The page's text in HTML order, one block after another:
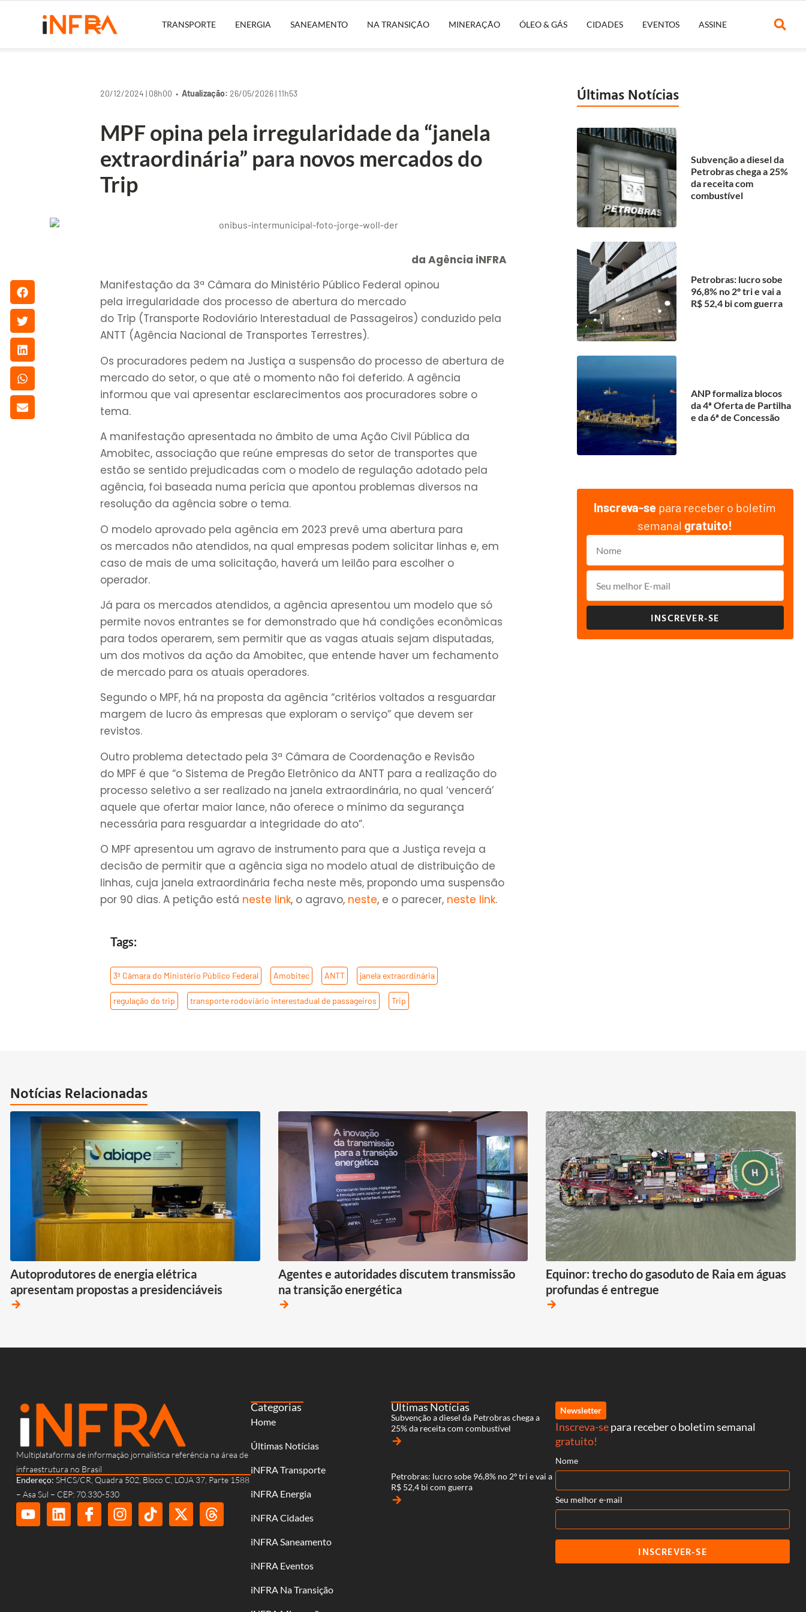
TRANSPORTE ENERGIA SANEAMENTO NA TRANSIÇÃO MINERAÇÃO ÓLEO & GÁS CIDADES EVENTOS ASSINE
20/12/2024 | 08h00 •Atualização: 26/05/2026 | 11h53
MPF opina pela irregularidade da “janela
extraordinária” para novos mercados do
Trip
da Agência iNFRA
Manifestação da 3ª Câmara do Ministério Público Federal opinou
pela irregularidade dos processo de abertura do mercado
do Trip (Transporte Rodoviário Interestadual de Passageiros) conduzido pela
ANTT (Agência Nacional de Transportes Terrestres).
Os procuradores pedem na Justiça a suspensão do processo de abertura de
mercado do setor, o que até o momento não foi deferido. A agência
informou que vai apresentar esclarecimentos aos procuradores sobre o
tema.
A manifestação apresentada no âmbito de uma Ação Civil Pública da
Amobitec, associação que reúne empresas do setor de transportes que
estão se sentido prejudicadas com o modelo de regulação adotado pela
agência, foi baseada numa perícia que apontou problemas diversos na
resolução da agência sobre o tema.
O modelo aprovado pela agência em 2023 prevê uma abertura para
os mercados não atendidos, na qual empresas podem solicitar linhas e, em
caso de mais de uma solicitação, haverá um leilão para escolher o
operador.
Já para os mercados atendidos, a agência apresentou um modelo que só
permite novos entrantes se for demonstrado que há condições econômicas
para todos operarem, sem permitir que as vagas atuais sejam disputadas,
um dos motivos da ação da Amobitec, que entende haver um fechamento
de mercado para os atuais operadores.
Segundo o MPF, há na proposta da agência “critérios voltados a resguardar
margem de lucro às empresas que exploram o serviço” que devem ser
revistos.
Outro problema detectado pela 3ª Câmara de Coordenação e Revisão
do MPF é que “o Sistema de Pregão Eletrônico da ANTT para a realização do
processo seletivo a ser realizado na janela extraordinária, no qual ‘vencerá’
aquele que ofertar maior lance, não oferece o mínimo da segurança
necessária para resguardar a integridade do ato”.
O MPF apresentou um agravo de instrumento para que a Justiça reveja a
decisão de permitir que a agência siga no modelo atual de distribuição de
linhas, cuja janela extraordinária fecha neste mês, propondo uma suspensão
por 90 dias. A petição está neste link, o agravo, neste, e o parecer, neste link.
Tags:
3ª Câmara do Ministério Público Federal Amobitec ANTT janela extraordinária
regulação do trip transporte rodoviário interestadual de passageiros Trip
Últimas Notícias
Subvenção a diesel da
Petrobras chega a 25%
da receita com
combustível
Petrobras: lucro sobe
96,8% no 2º tri e vai a
R$ 52,4 bi com guerra
ANP formaliza blocos
da 4ª Oferta de Partilha
e da 6ª de Concessão
Inscreva-se para receber o boletim
semanalgratuito!
INSCREVER-SE
Notícias Relacionadas
Autoprodutores de energia elétrica
apresentam propostas a presidenciáveis
arrow_forward
Agentes e autoridades discutem transmissão
na transição energética
arrow_forward
Equinor: trecho do gasoduto de Raia em águas
profundas é entregue
arrow_forward
Multiplataforma de informação jornalística referência na área de
infraestrutura no Brasil
Endereço: SHCS/CR, Quadra 502, Bloco C, LOJA 37, Parte 1588
– Asa Sul – CEP: 70.330-530
Categorias
Home
Últimas Notícias
iNFRA Transporte
iNFRA Energia
iNFRA Cidades
iNFRA Saneamento
iNFRA Eventos
iNFRA Na Transição
Últimas Notícias
Subvenção a diesel da Petrobras chega a
25% da receita com combustível
arrow_forward
Petrobras: lucro sobe 96,8% no 2º tri e vai a
R$ 52,4 bi com guerra
arrow_forward
Newsletter
Inscreva-separa receber o boletim semanal
gratuito!
Nome
Seu melhor e-mail
INSCREVER-SE